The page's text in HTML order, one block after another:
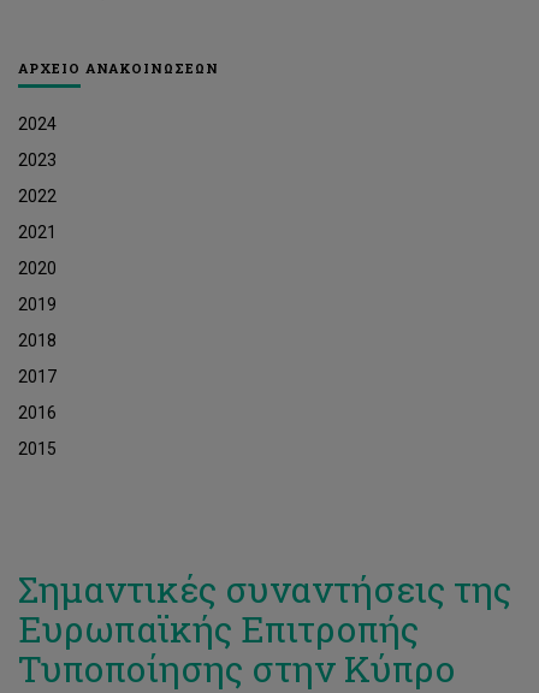
ΑΡΧΕΙΟ ΑΝΑΚΟΙΝΩΣΕΩΝ
2024
2023
2022
2021
2020
2019
2018
2017
2016
2015
Σημαντικές συναντήσεις της
Ευρωπαϊκής Επιτροπής
Τυποποίησης στην Κύπρο